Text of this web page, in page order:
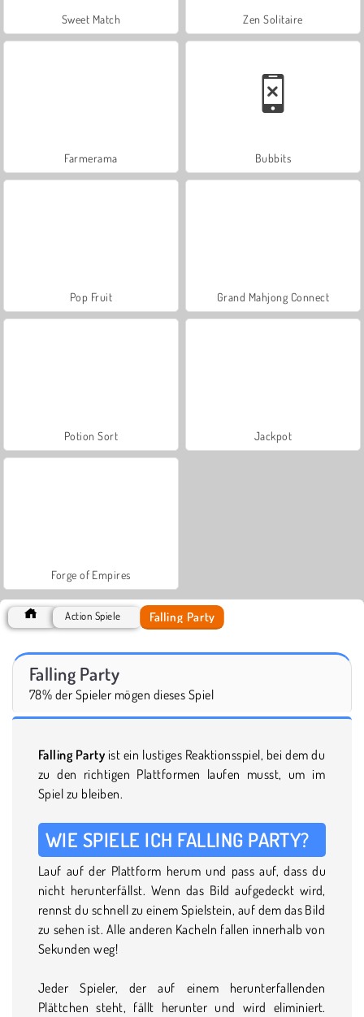
Sweet Match Zen Solitaire
Farmerama Bubbits
Pop Fruit Grand Mahjong Connect
Potion Sort Jackpot
Forge of Empires
Action Spiele Falling Party
Falling Party
78% der Spieler mögen dieses Spiel
Falling Party ist ein lustiges Reaktionsspiel, bei dem du
zu den richtigen Plattformen laufen musst, um im
Spiel zu bleiben.
WIE SPIELE ICH FALLING PARTY?
Lauf auf der Plattform herum und pass auf, dass du
nicht herunterfällst. Wenn das Bild aufgedeckt wird,
rennst du schnell zu einem Spielstein, auf dem das Bild
zu sehen ist. Alle anderen Kacheln fallen innerhalb von
Sekunden weg!
Jeder Spieler, der auf einem herunterfallenden
Plättchen steht, fällt herunter und wird eliminiert.